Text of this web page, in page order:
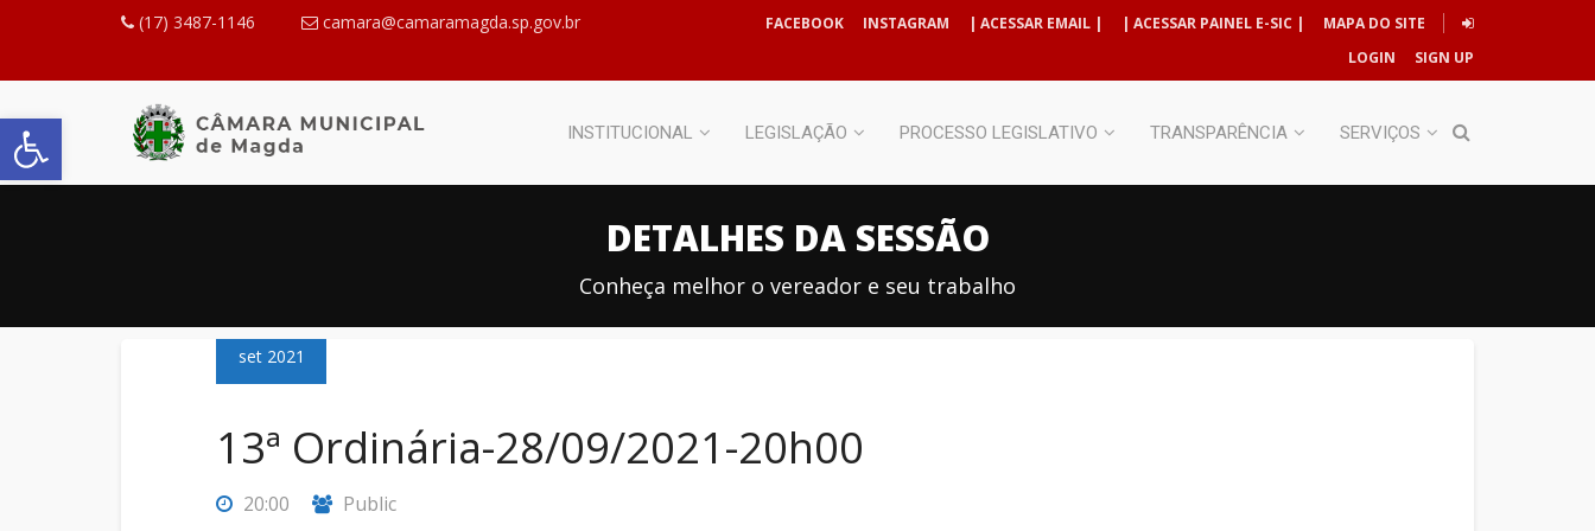
Abrir a barra de ferramentas
(17) 3487-1146 camara@camaramagda.sp.gov.br FACEBOOK INSTAGRAM | ACESSAR EMAIL | | ACESSAR PAINEL E-SIC |
MAPA DO SITE
LOGIN
SIGN UP
INSTITUCIONAL LEGISLAÇÃO PROCESSO LEGISLATIVO TRANSPARÊNCIA SERVIÇOS
DETALHES DA SESSÃO
Conheça melhor o vereador e seu trabalho
28
set 2021
13ª Ordinária-28/09/2021-20h00
20:00 Public